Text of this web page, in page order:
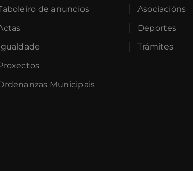
de anuncios
Municipais
Asociacións
Deportes
Trámites